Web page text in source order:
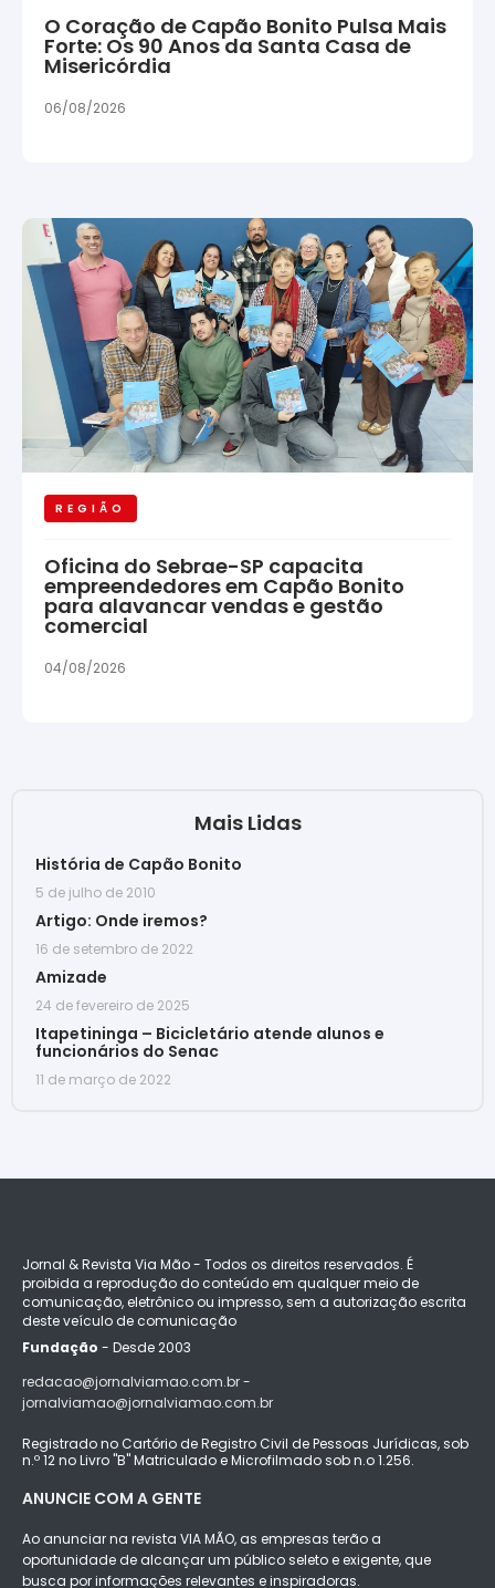
O Coração de Capão Bonito Pulsa Mais
Forte: Os 90 Anos da Santa Casa de
Misericórdia
06/08/2026
REGIÃO
Oficina do Sebrae-SP capacita
empreendedores em Capão Bonito
para alavancar vendas e gestão
comercial
04/08/2026
Mais Lidas
História de Capão Bonito
5 de julho de 2010
Artigo: Onde iremos?
16 de setembro de 2022
Amizade
24 de fevereiro de 2025
Itapetininga – Bicicletário atende alunos e
funcionários do Senac
11 de março de 2022
Jornal & Revista Via Mão - Todos os direitos reservados. É
proibida a reprodução do conteúdo em qualquer meio de
comunicação, eletrônico ou impresso, sem a autorização escrita
deste veículo de comunicação
Fundação - Desde 2003
redacao@jornalviamao.com.br -
jornalviamao@jornalviamao.com.br
Registrado no Cartório de Registro Civil de Pessoas Jurídicas, sob
n.º 12 no Livro "B" Matriculado e Microfilmado sob n.o 1.256.
ANUNCIE COM A GENTE
Ao anunciar na revista VIA MÃO, as empresas terão a
oportunidade de alcançar um público seleto e exigente, que
busca por informações relevantes e inspiradoras.